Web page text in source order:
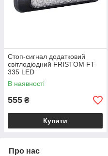
Стоп-сигнал додатковий
світлодіодний FRISTOM FT-
335 LED
В наявності
555 ₴
Купити
Про нас